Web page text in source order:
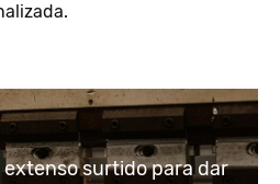
surtido para dar